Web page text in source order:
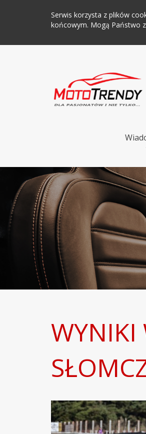
Serwis korzysta z plików
końcowym. Mogą Państwo
WYNIKI